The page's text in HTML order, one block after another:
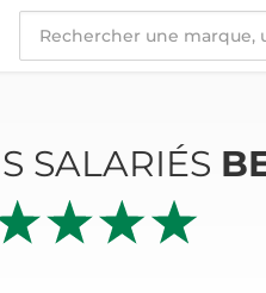
PARIS
SALARIÉS